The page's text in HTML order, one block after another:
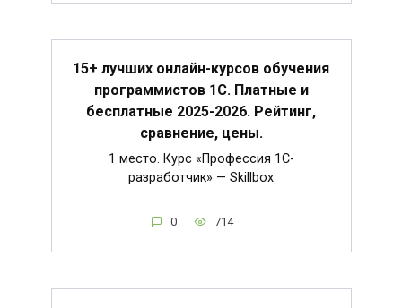
15+ лучших онлайн-курсов обучения
программистов 1С. Платные и
бесплатные 2025-2026. Рейтинг,
сравнение, цены.
1 место. Курс «Профессия 1C-
разработчик» — Skillbox
0 714